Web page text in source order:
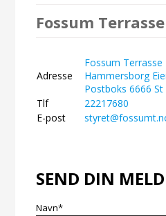
Fossum
Adresse
Fossum
Hammersborg
Postboks 6666
Tlf
22217680
E-post
SEND DIN
Navn*